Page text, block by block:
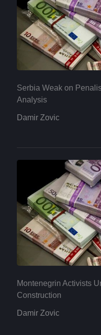
Serbia Weak on
Analysis
Damir Zovic
Montenegrin Activists
Construction
Damir Zovic